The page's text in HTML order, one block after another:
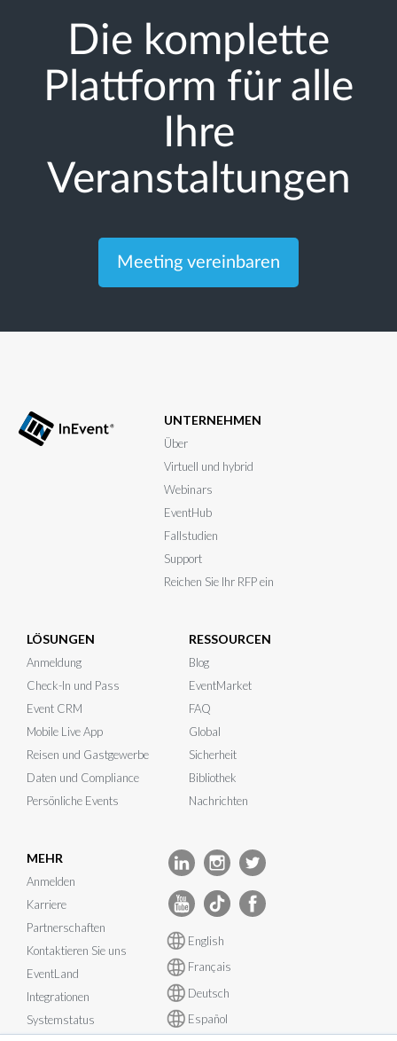
Die komplette
Plattform für alle
Ihre
Veranstaltungen
Meeting vereinbaren
UNTERNEHMEN
Über
Virtuell und hybrid
Webinars
EventHub
Fallstudien
Support
Reichen Sie Ihr RFP ein
LÖSUNGEN
Anmeldung
Check-In und Pass
Event CRM
Mobile Live App
Reisen und Gastgewerbe
Daten und Compliance
Persönliche Events
RESSOURCEN
Blog
EventMarket
FAQ
Global
Sicherheit
Bibliothek
Nachrichten
MEHR
Anmelden
Karriere
Partnerschaften
Kontaktieren Sie uns
EventLand
Integrationen
Systemstatus
English
Français
Deutsch
Español